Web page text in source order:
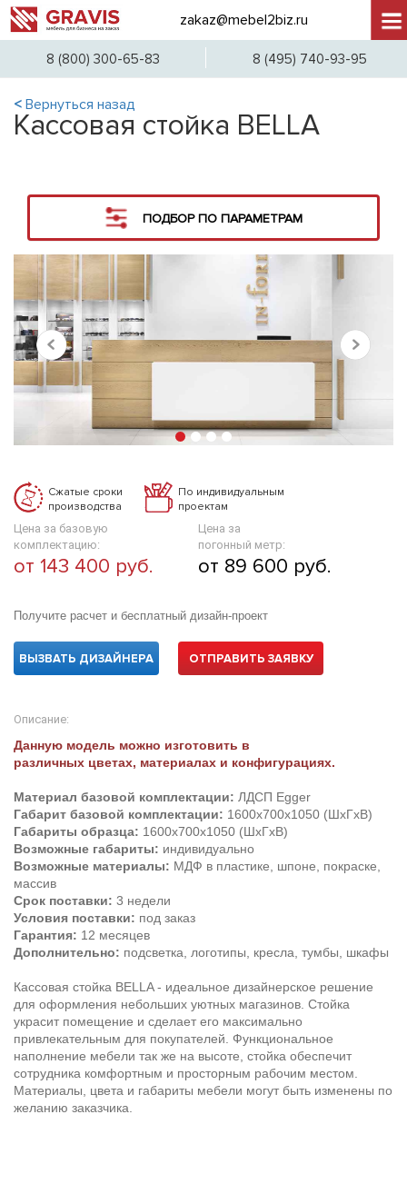
+7
zakaz@mebel2biz.ru
8 (800) 300-65-83 8 (495) 740-93-95
< Вернуться назад
Кассовая стойка BELLA
ПОДБОР ПО ПАРАМЕТРАМ
Сжатые сроки
производства
По индивидуальным
проектам
Цена за базовую
комплектацию:
от 143 400 руб.
Цена за
погонный метр:
от 89 600 руб.
Получите расчет и бесплатный дизайн-проект
ВЫЗВАТЬ ДИЗАЙНЕРА ОТПРАВИТЬ ЗАЯВКУ
Описание:
Данную модель можно изготовить в
различных цветах, материалах и конфигурациях.
Материал базовой комплектации: ЛДСП Egger
Габарит базовой комплектации: 1600х700х1050 (ШхГхВ)
Габариты образца: 1600х700х1050 (ШхГхВ)
Возможные габариты: индивидуально
Возможные материалы: МДФ в пластике, шпоне, покраске,
массив
Срок поставки: 3 недели
Условия поставки: под заказ
Гарантия: 12 месяцев
Дополнительно: подсветка, логотипы, кресла, тумбы, шкафы
Кассовая стойка BELLA - идеальное дизайнерское решение
для оформления небольших уютных магазинов. Стойка
украсит помещение и сделает его максимально
привлекательным для покупателей. Функциональное
наполнение мебели так же на высоте, стойка обеспечит
сотрудника комфортным и просторным рабочим местом.
Материалы, цвета и габариты мебели могут быть изменены по
желанию заказчика.